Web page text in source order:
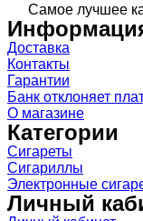
Самое лучшее
Доставка
Контакты
Гарантии
Банк отклоняет
О магазине
Категории
Сигареты
Сигариллы
Электронные
Личный